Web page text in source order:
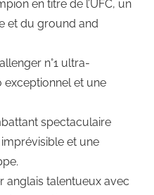
en titre de l’UFC, un
et du ground and
n°1 ultra-
et une
spectaculaire
et une
anglais talentueux avec